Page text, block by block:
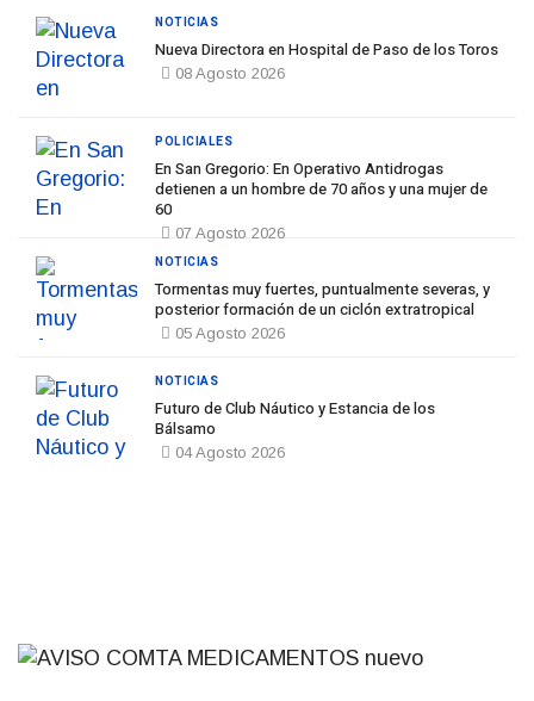
Nueva Directora en Hospital de Paso de los Toros
08 Agosto 2026
NOTICIAS
En San Gregorio: En Operativo Antidrogas
detienen a un hombre de 70 años y una mujer de
60
07 Agosto 2026
POLICIALES
Tormentas muy fuertes, puntualmente severas, y
posterior formación de un ciclón extratropical
05 Agosto 2026
NOTICIAS
Futuro de Club Náutico y Estancia de los
Bálsamo
04 Agosto 2026
NOTICIAS